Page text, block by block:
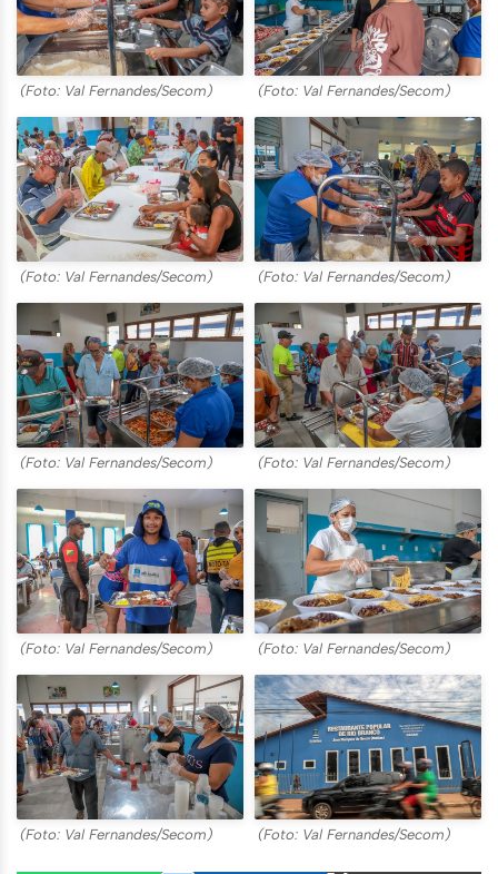
(Foto: Val Fernandes/Secom) (Foto: Val Fernandes/Secom)
(Foto: Val Fernandes/Secom) (Foto: Val Fernandes/Secom)
(Foto: Val Fernandes/Secom) (Foto: Val Fernandes/Secom)
(Foto: Val Fernandes/Secom) (Foto: Val Fernandes/Secom)
(Foto: Val Fernandes/Secom) (Foto: Val Fernandes/Secom)